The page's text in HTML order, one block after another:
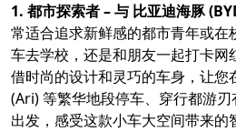
1. 都市探索者 – 与 比亚迪海豚
常适合追求新鲜感的都市青年或在
车去学校，还是和朋友一起打卡网
借时尚的设计和灵巧的车身，让您
(Ari) 等繁华地段停车、穿行都游
出发，感受这款小车大空间带来的